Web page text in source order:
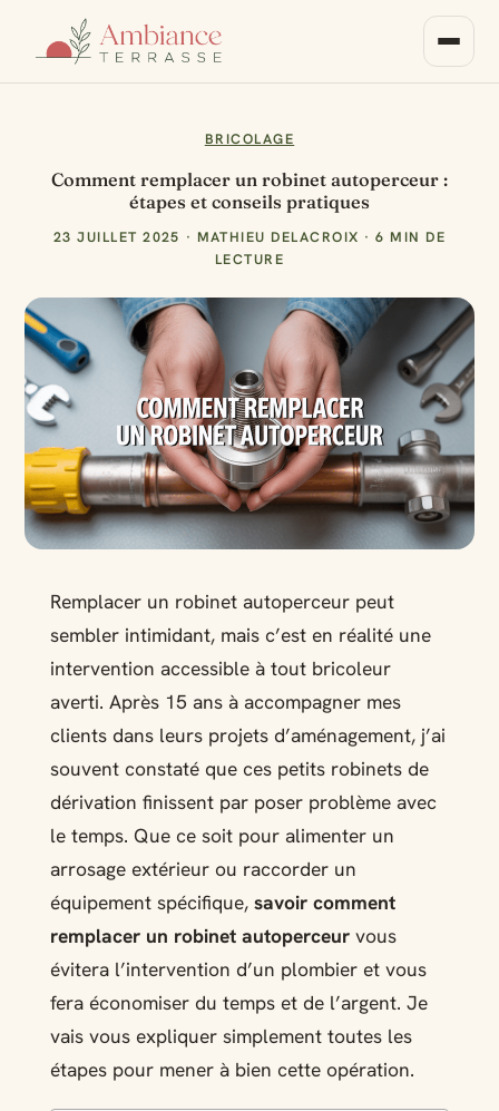
BRICOLAGE
Comment remplacer un robinet autoperceur :
étapes et conseils pratiques
23 JUILLET 2025 · MATHIEU DELACROIX · 6 MIN DE
LECTURE
Remplacer un robinet autoperceur peut
sembler intimidant, mais c’est en réalité une
intervention accessible à tout bricoleur
averti. Après 15 ans à accompagner mes
clients dans leurs projets d’aménagement, j’ai
souvent constaté que ces petits robinets de
dérivation finissent par poser problème avec
le temps. Que ce soit pour alimenter un
arrosage extérieur ou raccorder un
équipement spécifique, savoir comment
remplacer un robinet autoperceurvous
évitera l’intervention d’un plombier et vous
fera économiser du temps et de l’argent. Je
vais vous expliquer simplement toutes les
étapes pour mener à bien cette opération.